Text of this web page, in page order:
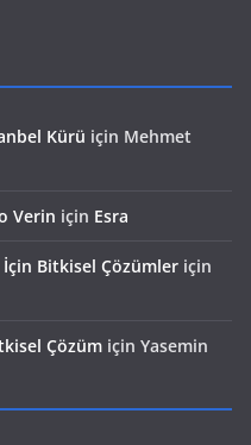
Kürü için Mehmet
Verin için Esra
İçin Bitkisel Çözümler için
Çözüm için Yasemin